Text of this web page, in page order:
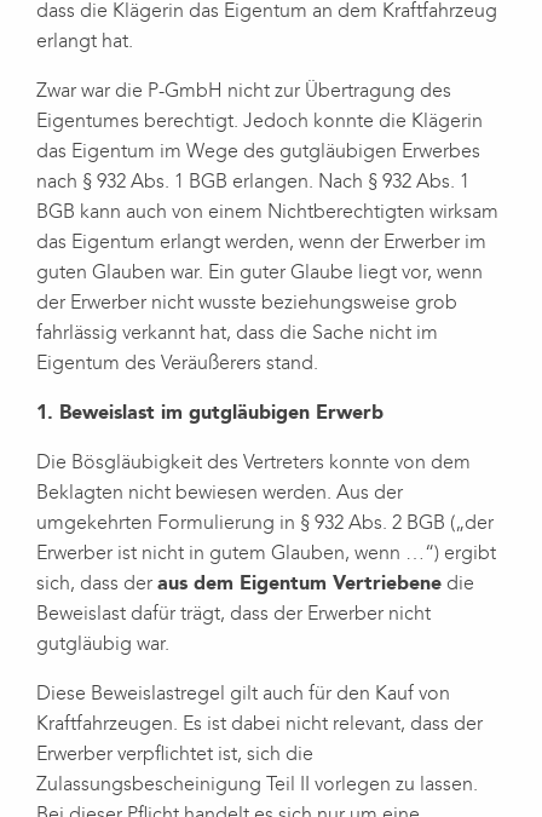
dass die Klägerin das Eigentum an dem Kraftfahrzeug
erlangt hat.
Zwar war die P-GmbH nicht zur Übertragung des
Eigentumes berechtigt. Jedoch konnte die Klägerin
das Eigentum im Wege des gutgläubigen Erwerbes
nach § 932 Abs. 1 BGB erlangen. Nach § 932 Abs. 1
BGB kann auch von einem Nichtberechtigten wirksam
das Eigentum erlangt werden, wenn der Erwerber im
guten Glauben war. Ein guter Glaube liegt vor, wenn
der Erwerber nicht wusste beziehungsweise grob
fahrlässig verkannt hat, dass die Sache nicht im
Eigentum des Veräußerers stand.
1. Beweislast im gutgläubigen Erwerb
Die Bösgläubigkeit des Vertreters konnte von dem
Beklagten nicht bewiesen werden. Aus der
umgekehrten Formulierung in § 932 Abs. 2 BGB („der
Erwerber ist nicht in gutem Glauben, wenn …“) ergibt
sich, dass der aus dem Eigentum Vertriebene die
Beweislast dafür trägt, dass der Erwerber nicht
gutgläubig war.
Diese Beweislastregel gilt auch für den Kauf von
Kraftfahrzeugen. Es ist dabei nicht relevant, dass der
Erwerber verpflichtet ist, sich die
Zulassungsbescheinigung Teil II vorlegen zu lassen.